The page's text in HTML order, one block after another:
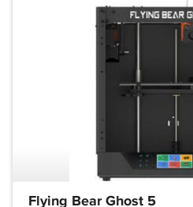
Flying Bear Ghost 5